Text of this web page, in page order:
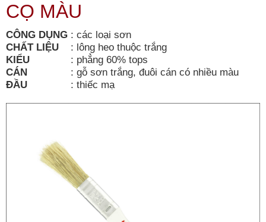
CỌ MÀU
CÔNG DỤNG : các loại sơn
CHẤT LIỆU
: lông heo thuộc trắng
KIỂU
: phẳng 60% tops
CÁN
: gỗ sơn trắng, đuôi cán có nhiều màu
ĐẦU
: thiếc mạ